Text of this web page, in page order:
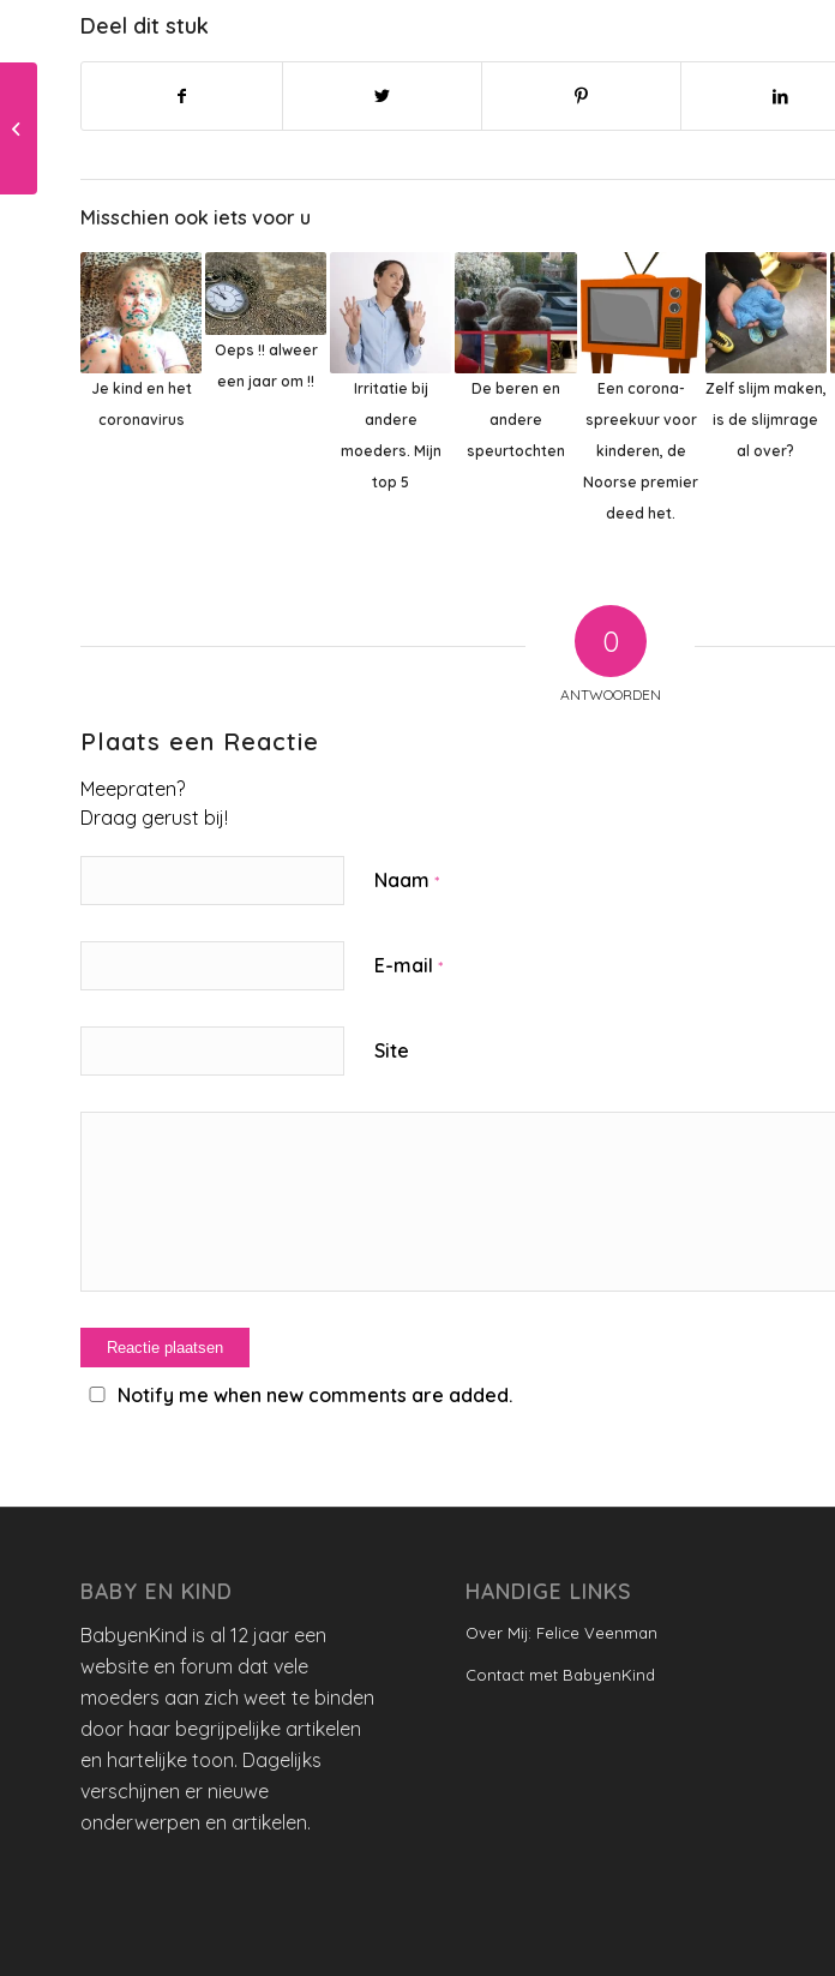
Deel dit stuk
Misschien ook iets voor u
Je kind en het
coronavirus
Oeps !! alweer
een jaar om !!
Irritatie bij
andere
moeders. Mijn
top 5
De beren en
andere
speurtochten
Een corona-
spreekuur voor
kinderen, de
Noorse premier
deed het.
Zelf slijm maken,
is de slijmrage
al over?
0
ANTWOORDEN
Plaats een Reactie
Meepraten?
Draag gerust bij!
Naam *
E-mail *
Site
Notify me when new comments are added.
BABY EN KIND
BabyenKind is al 12 jaar een
website en forum dat vele
moeders aan zich weet te binden
door haar begrijpelijke artikelen
en hartelijke toon. Dagelijks
verschijnen er nieuwe
onderwerpen en artikelen.
HANDIGE LINKS
Over Mij: Felice Veenman
Contact met BabyenKind